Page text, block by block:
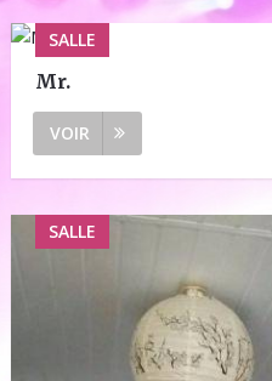
SALLE
Mr.
VOIR
SALLE